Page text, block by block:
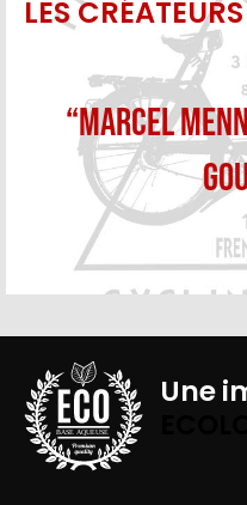
LES CRÉATEURS
“Marcel
BASE AQUEUSE
Une